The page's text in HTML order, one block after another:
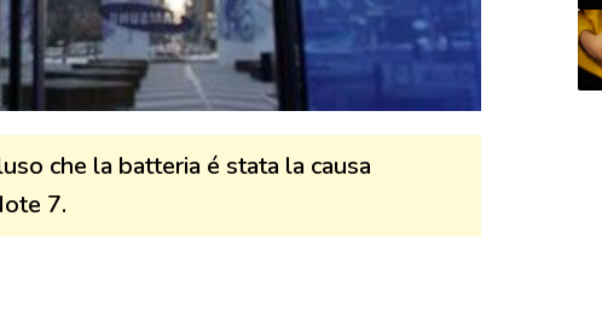
che la batteria é stata la causa
7.